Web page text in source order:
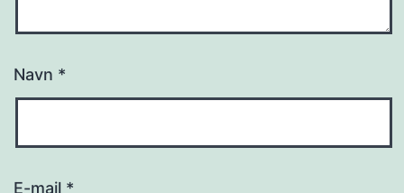
Navn *
E-mail *